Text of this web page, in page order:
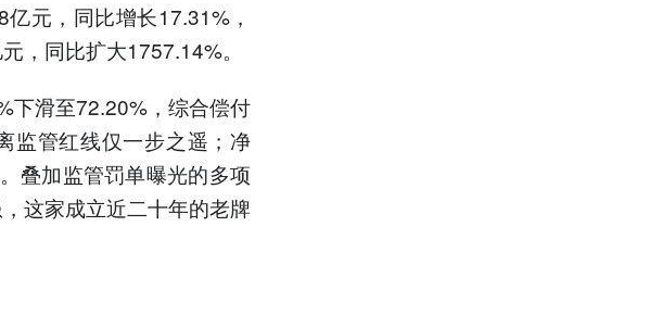
元，同比增长17.31%，
，同比扩大1757.14%。
下滑至72.20%，综合偿付
监管红线仅一步之遥；净
叠加监管罚单曝光的多项
这家成立近二十年的老牌